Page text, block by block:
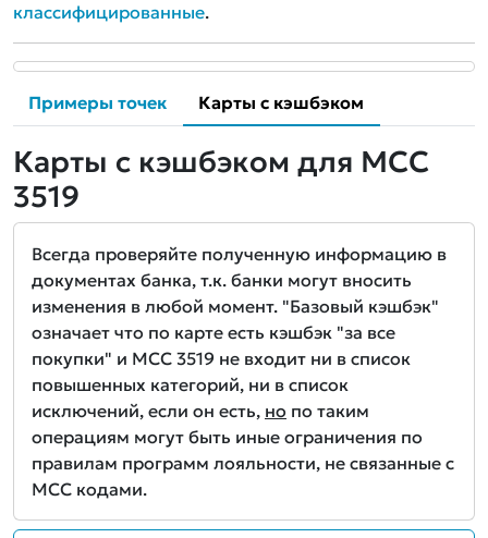
классифицированные.
Примеры точек Карты с кэшбэком
Карты с кэшбэком для MCC
3519
Всегда проверяйте полученную информацию в
документах банка, т.к. банки могут вносить
изменения в любой момент. "Базовый кэшбэк"
означает что по карте есть кэшбэк "за все
покупки" и MCC 3519 не входит ни в список
повышенных категорий, ни в список
исключений, если он есть, но по таким
операциям могут быть иные ограничения по
правилам программ лояльности, не связанные с
MCC кодами.